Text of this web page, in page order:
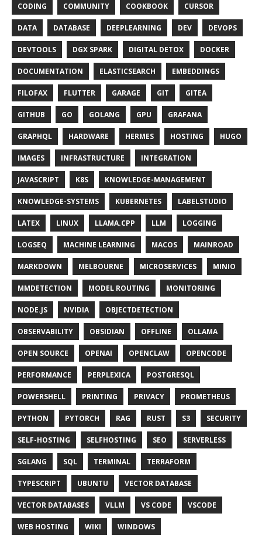
CODING COMMUNITY COOKBOOK CURSOR
DATA DATABASE DEEPLEARNING DEV DEVOPS
DEVTOOLS DGX SPARK DIGITAL DETOX DOCKER
DOCUMENTATION ELASTICSEARCH EMBEDDINGS
FILOFAX FLUTTER GARAGE GIT GITEA
GITHUB GO GOLANG GPU GRAFANA
GRAPHQL HARDWARE HERMES HOSTING HUGO
IMAGES INFRASTRUCTURE INTEGRATION
JAVASCRIPT K8S KNOWLEDGE-MANAGEMENT
KNOWLEDGE-SYSTEMS KUBERNETES LABELSTUDIO
LATEX LINUX LLAMA.CPP LLM LOGGING
LOGSEQ MACHINE LEARNING MACOS MAINROAD
MARKDOWN MELBOURNE MICROSERVICES MINIO
MMDETECTION MODEL ROUTING MONITORING
NODE.JS NVIDIA OBJECTDETECTION
OBSERVABILITY OBSIDIAN OFFLINE OLLAMA
OPEN SOURCE OPENAI OPENCLAW OPENCODE
PERFORMANCE PERPLEXICA POSTGRESQL
POWERSHELL PRINTING PRIVACY PROMETHEUS
PYTHON PYTORCH RAG RUST S3 SECURITY
SELF-HOSTING SELFHOSTING SEO SERVERLESS
SGLANG SQL TERMINAL TERRAFORM
TYPESCRIPT UBUNTU VECTOR DATABASE
VECTOR DATABASES VLLM VS CODE VSCODE
WEB HOSTING WIKI WINDOWS